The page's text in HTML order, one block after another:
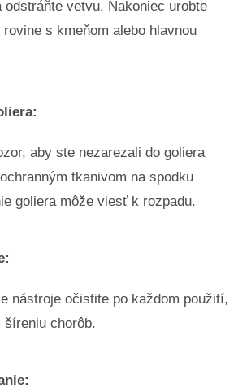
odstráňte vetvu. Nakoniec urobte
s kmeňom alebo hlavnou
aby ste nezarezali do goliera
tkanivom na spodku
goliera môže viesť k rozpadu.
nástroje očistite po každom použití,
chorôb.